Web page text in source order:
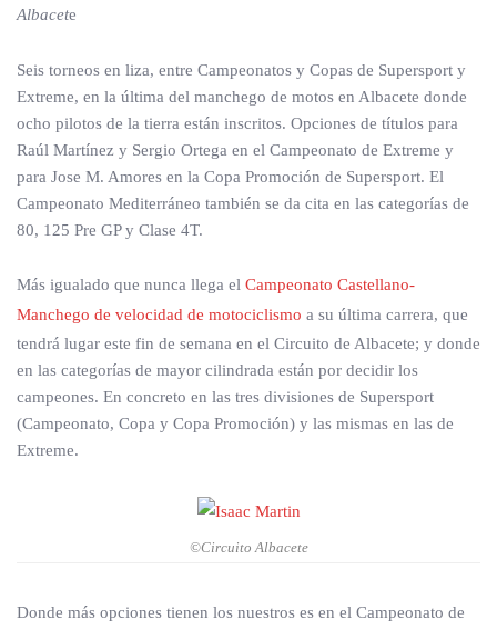
Albacete
Seis torneos en liza, entre Campeonatos y Copas de Supersport y
Extreme, en la última del manchego de motos en Albacete donde
ocho pilotos de la tierra están inscritos. Opciones de títulos para
Raúl Martínez y Sergio Ortega en el Campeonato de Extreme y
para Jose M. Amores en la Copa Promoción de Supersport. El
Campeonato Mediterráneo también se da cita en las categorías de
80, 125 Pre GP y Clase 4T.
Más igualado que nunca llega el Campeonato Castellano-
Manchego de velocidad de motociclismo a su última carrera, que
tendrá lugar este fin de semana en el Circuito de Albacete; y donde
en las categorías de mayor cilindrada están por decidir los
campeones. En concreto en las tres divisiones de Supersport
(Campeonato, Copa y Copa Promoción) y las mismas en las de
Extreme.
©Circuito Albacete
Donde más opciones tienen los nuestros es en el Campeonato de